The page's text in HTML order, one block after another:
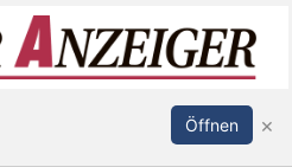
Abonnieren Anmelden
Öffnen ×